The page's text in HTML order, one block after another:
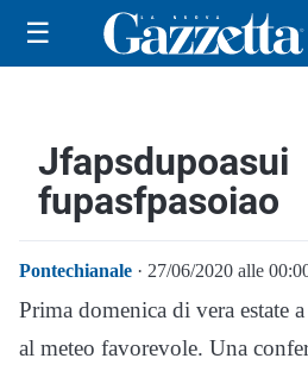
☰
Jfapsdupoasui
fupasfpasoiao
Pontechianale · 27/06/2020 alle
Prima domenica di vera estate
al meteo favorevole. Una